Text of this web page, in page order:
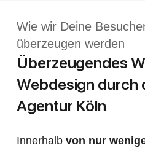
Wie wir Deine
überzeugen werden
Überzeugendes
Webdesign durch
Agentur Köln
Innerhalb von nur